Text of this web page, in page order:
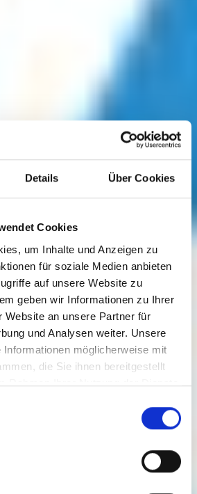
Details Über Cookies
Cookies
um Inhalte und Anzeigen zu
für soziale Medien anbieten
auf unsere Website zu
geben wir Informationen zu Ihrer
Website an unsere Partner für
und Analysen weiter. Unsere
Informationen möglicherweise mit
die Sie ihnen bereitgestellt
Rahmen Ihrer Nutzung der Dienste
Bismarckstraße
Besuch planen